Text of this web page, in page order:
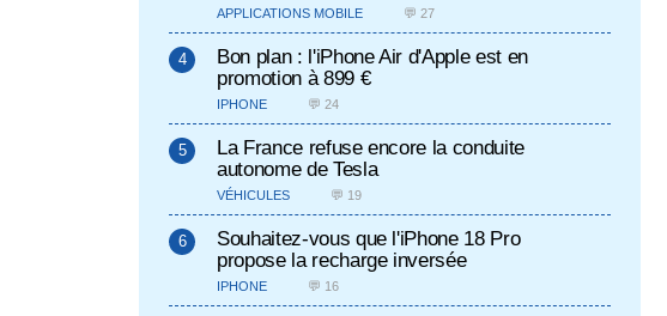
APPLICATIONS MOBILE 💬 27
Bon plan : l'iPhone Air d'Apple est en
promotion à 899 €
IPHONE 💬 24
La France refuse encore la conduite
autonome de Tesla
VÉHICULES 💬 19
Souhaitez-vous que l'iPhone 18 Pro
propose la recharge inversée
IPHONE 💬 16